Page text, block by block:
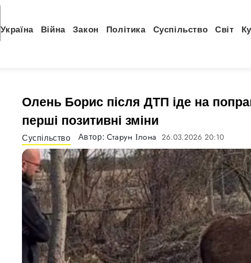
Україна Війна Закон Політика Суспільство Світ
Олень Борис після ДТП іде на
перші позитивні зміни
Суспільство Автор: Старун Ілона 26.03.2026 20:10